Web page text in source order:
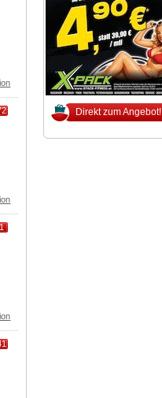
Direkt zum Angebot!